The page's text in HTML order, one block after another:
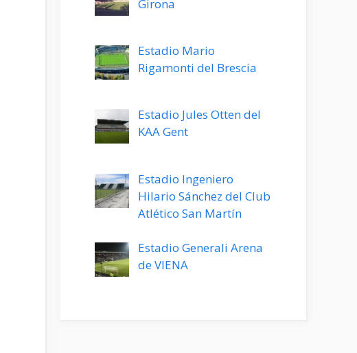
Girona
Estadio Mario
Rigamonti del Brescia
Estadio Jules Otten del
KAA Gent
Estadio Ingeniero
Hilario Sánchez del Club
Atlético San Martín
Estadio Generali Arena
de VIENA